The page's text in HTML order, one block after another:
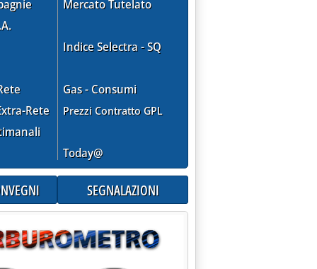
Rete
Mercato Tutelato
Indice Selectra - SQ
Gas - Consumi
Prezzi Contratto GPL
Today@
SEGNALAZIONI